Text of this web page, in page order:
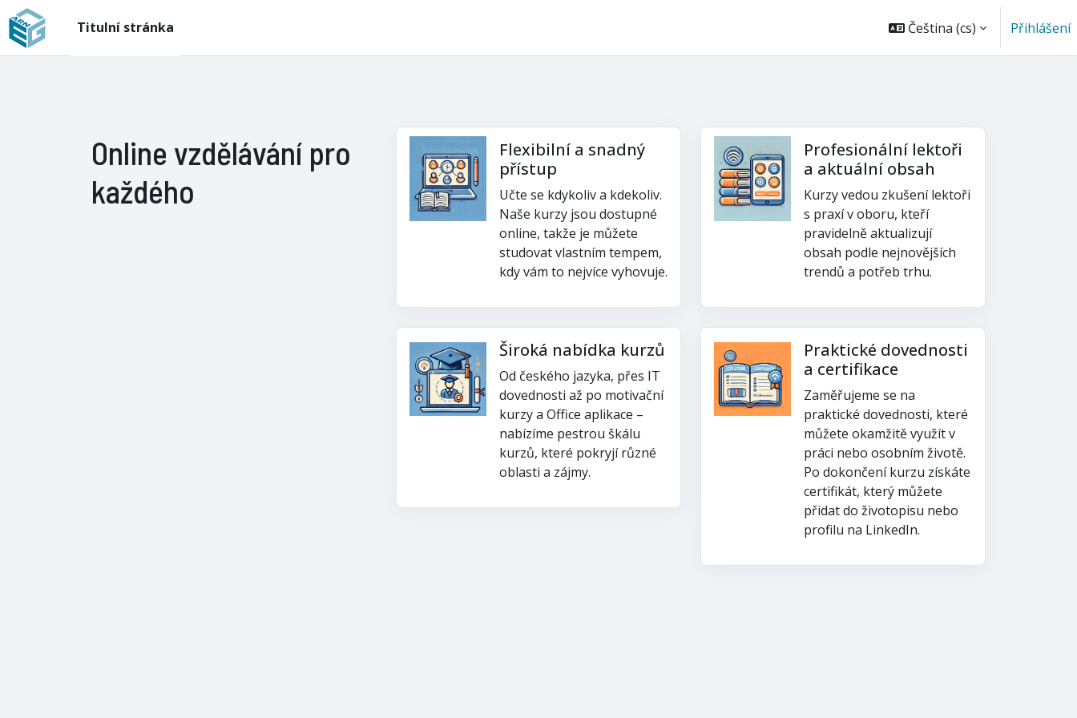
Přejít k hlavnímu obsahu
Titulní stránka
Čeština ‎(cs)‎ Přihlášení
Online vzdělávání pro
každého
Flexibilní a snadný
přístup
Učte se kdykoliv a kdekoliv.
Naše kurzy jsou dostupné
online, takže je můžete
studovat vlastním tempem,
kdy vám to nejvíce vyhovuje.
Profesionální lektoři
a aktuální obsah
Kurzy vedou zkušení lektoři
s praxí v oboru, kteří
pravidelně aktualizují
obsah podle nejnovějších
trendů a potřeb trhu.
Široká nabídka kurzů
Od českého jazyka, přes IT
dovednosti až po motivační
kurzy a Office aplikace –
nabízíme pestrou škálu
kurzů, které pokryjí různé
oblasti a zájmy.
Praktické dovednosti
a certifikace
Zaměřujeme se na
praktické dovednosti, které
můžete okamžitě využít v
práci nebo osobním životě.
Po dokončení kurzu získáte
certifikát, který můžete
přidat do životopisu nebo
profilu na LinkedIn.